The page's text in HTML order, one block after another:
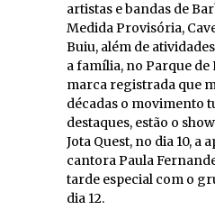
artistas e bandas de
Medida Provisória,
Buiu, além de
a família, no Parque de
marca registrada que
décadas o movimento
destaques, estão o
Jota Quest, no dia 10, a
cantora Paula
tarde especial com o
dia 12.